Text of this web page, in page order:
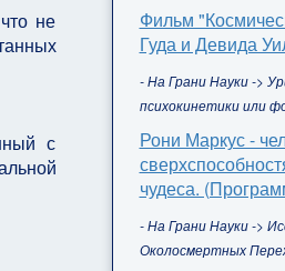
не
с
Фильм
Гуда и Девида
- На Грани Науки ->
психокинетики или
Рони Маркус -
чудеса.
- На Грани Науки ->
Околосмертных